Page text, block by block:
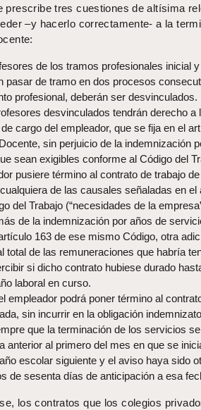
prescribe tres cuestiones de altísima
–y hacerlo correctamente- a la
de los tramos profesionales inicial
pasar de tramo en dos procesos
profesional, deberán ser desvinculados.
desvinculados tendrán derecho a
cargo del empleador, que se fija en el
sin perjuicio de la indemnización
sean exigibles conforme al Código del
pusiere término al contrato de trabajo
de las causales señaladas en el
del Trabajo (“necesidades de la
de la indemnización por años de
163 de ese mismo Código, otra
total de las remuneraciones que habría
si dicho contrato hubiese durado
laboral en curso.
empleador podrá poner término al
sin incurrir en la obligación
que la terminación de los servicios
anterior al primero del mes en que se
escolar siguiente y el aviso haya sido
de sesenta días de anticipación a esa
los contratos que los colegios